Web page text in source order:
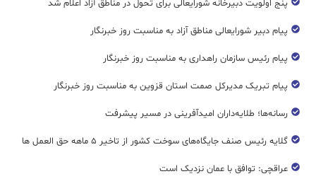
پنج اولویت دبیرخانه شورایعالی برای تحول در مناطق آزاد اعلام شد
پیام دبیر شورایعالی مناطق آزاد به مناسبت روز خبرنگار
پیام رئیس سازمان راهداری به مناسبت روز خبرنگار
پیام تبریک مدیرکل صمت استان قزوین به مناسبت روز خبرنگار
رسانه‌ها؛ طلایه‌داران امیدآفرینی در مسیر پیشرفت
گلایه رئیس صنف جایگاه‌های سوخت کشور از تاخیر ۵ ماهه حق العمل ها
عراقچی: توافق با عمان نزدیک است